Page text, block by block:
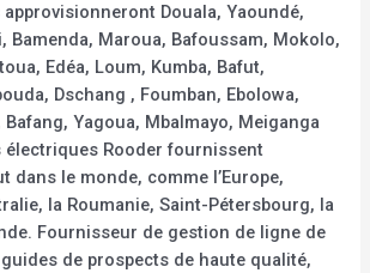
Douala, Yaoundé,
Bamenda, Maroua, Bafoussam, Mokolo,
Edéa, Loum, Kumba, Bafut,
Dschang , Foumban, Ebolowa,
Bafang, Yagoua, Mbalmayo, Meiganga
électriques Rooder fournissent
dans le monde, comme l’Europe,
la Roumanie, Saint-Pétersbourg, la
Fournisseur de gestion de ligne de
de prospects de haute qualité,